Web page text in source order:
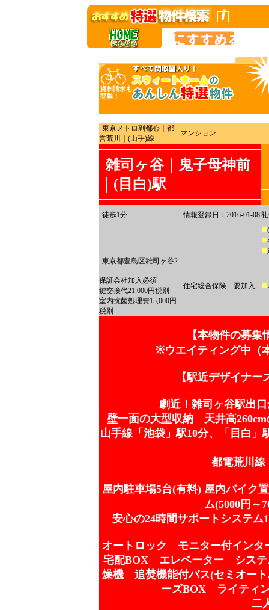
東京メトロ副都心｜都
営荒川｜(山手)線
マンション
雑司ヶ谷｜鬼子母神前
｜(目白)駅
徒歩1分 情報登録日：2016-01-08
東京都豊島区雑司ヶ谷2
保証会社加入必須
鍵交換代21.000円税別
室内抗菌処理費15,000円
税別
住宅総合保険 要加入
【本物件の募
※ウエイティング中（
【駅近デザイナ
劇近！雑司ヶ谷駅出
壁一面の大型収納 天井高
山手線「池袋」駅10分、「目白
都電荒川線
屋内駐車場5台(有料) 屋内バイク
ム(5000円～
安心の24時間サポートシステ
オートロック モニター付イン
宅配BOX エレベーター システ
燥機 追焚機能付バス(セミオー
ーズBOX ライティ
二